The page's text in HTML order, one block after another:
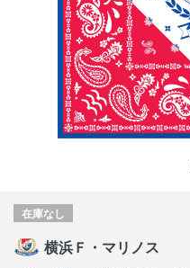
在庫なし
横浜Ｆ・マリノス